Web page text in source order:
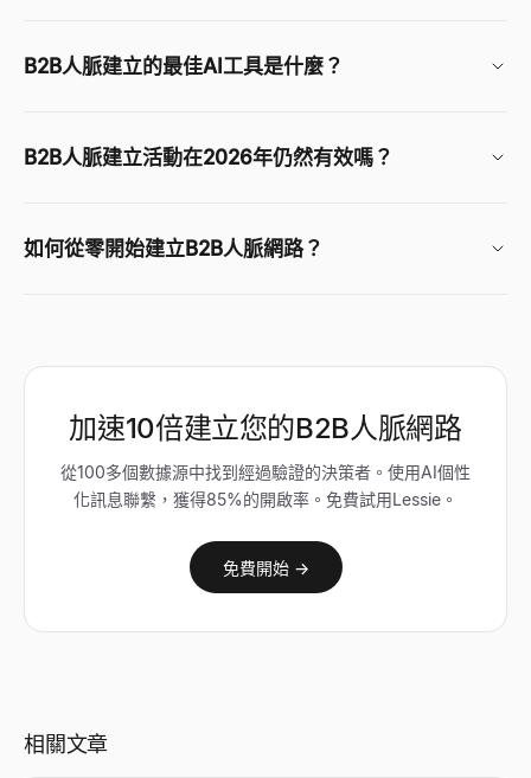
B2B人脈建立的最佳AI工具是什麼？
B2B人脈建立活動在2026年仍然有效嗎？
如何從零開始建立B2B人脈網路？
加速10倍建立您的B2B人脈網路
從100多個數據源中找到經過驗證的決策者。使用AI個性
化訊息聯繫，獲得85%的開啟率。免費試用Lessie。
免費開始 →
相關文章